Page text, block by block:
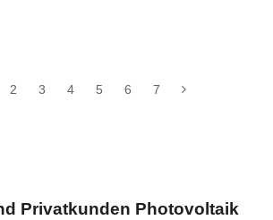
2 3 4 5 6 7
Privatkunden Photovoltaik